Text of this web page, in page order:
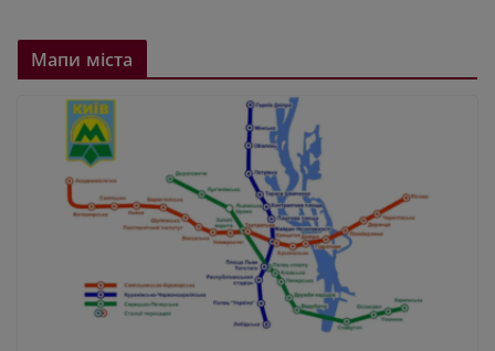
Мапи міста